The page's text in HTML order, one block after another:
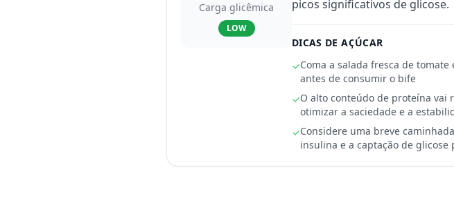
Carga glicêmica
LOW
picos significativos de glicose.
DICAS DE AÇÚCAR
✓Coma a salada fresca de
antes de consumir o bife
✓O alto conteúdo de proteína vai
otimizar a saciedade e a
✓Considere uma breve
insulina e a captação de glicose